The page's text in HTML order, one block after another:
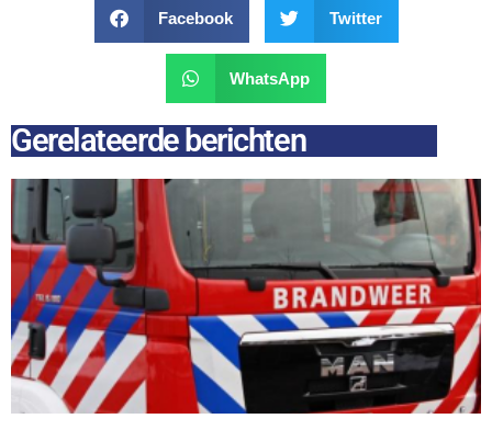
Facebook Twitter
WhatsApp
Gerelateerde berichten